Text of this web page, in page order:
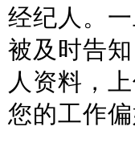
经纪人。
被及时告
人资料，
您的工作偏